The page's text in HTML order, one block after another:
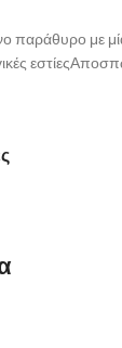
παράθυρο με